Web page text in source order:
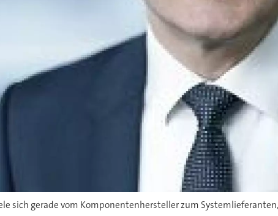
sich gerade vom Komponentenhersteller zum